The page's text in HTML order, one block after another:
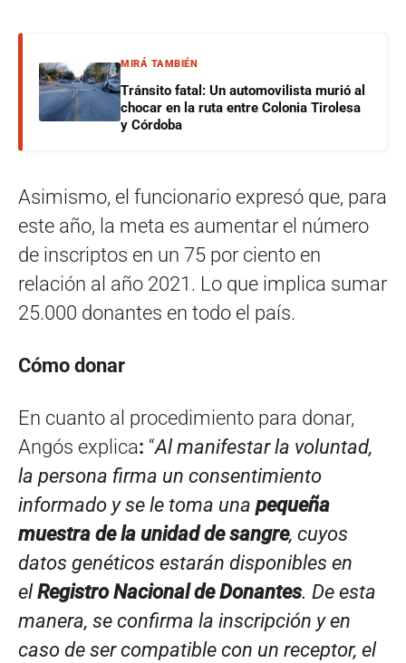
MIRÁ TAMBIÉN
Tránsito fatal: Un automovilista murió al
chocar en la ruta entre Colonia Tirolesa
y Córdoba
Asimismo, el funcionario expresó que, para
este año, la meta es aumentar el número
de inscriptos en un 75 por ciento en
relación al año 2021. Lo que implica sumar
25.000 donantes en todo el país.
Cómo donar
En cuanto al procedimiento para donar,
Angós explica: “Al manifestar la voluntad,
la persona firma un consentimiento
informado y se le toma una pequeña
muestra de la unidad de sangre, cuyos
datos genéticos estarán disponibles en
elRegistro Nacional de Donantes. De esta
manera, se confirma la inscripción y en
caso de ser compatible con un receptor, el